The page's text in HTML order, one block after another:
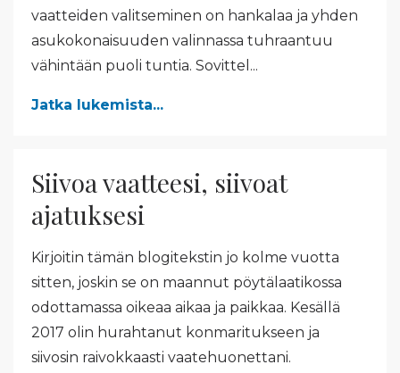
vaatteiden valitseminen on hankalaa ja yhden
asukokonaisuuden valinnassa tuhraantuu
vähintään puoli tuntia. Sovittel...
Jatka lukemista...
Siivoa vaatteesi, siivoat
ajatuksesi
Kirjoitin tämän blogitekstin jo kolme vuotta
sitten, joskin se on maannut pöytälaatikossa
odottamassa oikeaa aikaa ja paikkaa. Kesällä
2017 olin hurahtanut konmaritukseen ja
siivosin raivokkaasti vaatehuonettani.